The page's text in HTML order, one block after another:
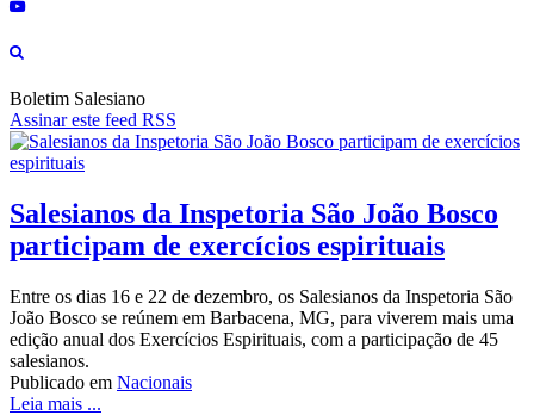
Boletim Salesiano
Assinar este feed RSS
Salesianos da Inspetoria São João Bosco
participam de exercícios espirituais
Entre os dias 16 e 22 de dezembro, os Salesianos da Inspetoria São
João Bosco se reúnem em Barbacena, MG, para viverem mais uma
edição anual dos Exercícios Espirituais, com a participação de 45
salesianos.
Publicado em Nacionais
Leia mais ...